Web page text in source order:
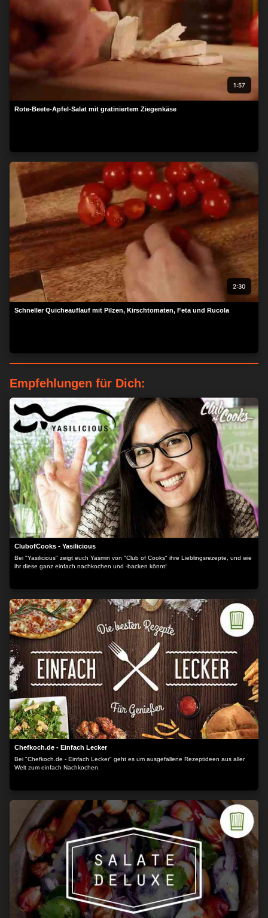
1:57
Rote-Beete-Apfel-Salat mit gratiniertem Ziegenkäse
2:30
Schneller Quicheauflauf mit Pilzen, Kirschtomaten, Feta und Rucola
Empfehlungen für Dich:
ClubofCooks - Yasilicious
Bei "Yasilicious" zeigt euch Yasmin von "Club of Cooks" ihre Lieblingsrezepte, und wie
ihr diese ganz einfach nachkochen und -backen könnt!
Chefkoch.de - Einfach Lecker
Bei "Chefkoch.de - Einfach Lecker" geht es um ausgefallene Rezeptideen aus aller
Welt zum einfach Nachkochen.